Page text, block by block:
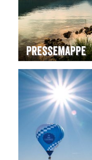
Pressemappe